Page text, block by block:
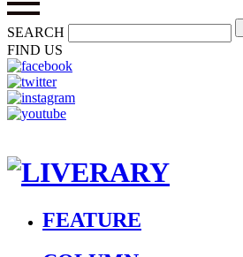
SEARCH
FIND US
FEATURE